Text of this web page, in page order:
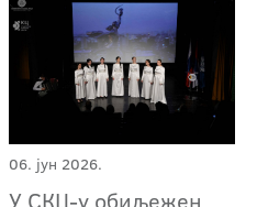
06. јун 2026.
У СКЦ-у обиљежен